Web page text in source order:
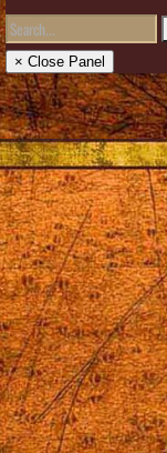
× Close Panel